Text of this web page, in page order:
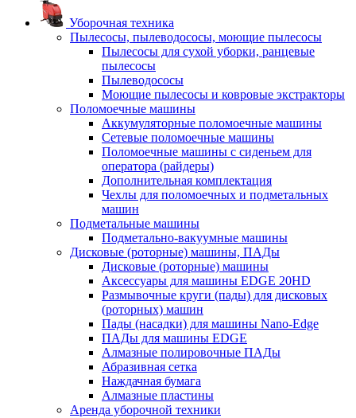
Уборочная техника
Пылесосы, пылеводососы, моющие пылесосы
Пылесосы для сухой уборки, ранцевые
пылесосы
Пылеводососы
Моющие пылесосы и ковровые экстракторы
Поломоечные машины
Аккумуляторные поломоечные машины
Сетевые поломоечные машины
Поломоечные машины с сиденьем для
оператора (райдеры)
Дополнительная комплектация
Чехлы для поломоечных и подметальных
машин
Подметальные машины
Подметально-вакуумные машины
Дисковые (роторные) машины, ПАДы
Дисковые (роторные) машины
Аксессуары для машины EDGE 20HD
Размывочные круги (пады) для дисковых
(роторных) машин
Пады (насадки) для машины Nano-Edge
ПАДы для машины EDGE
Алмазные полировочные ПАДы
Абразивная сетка
Наждачная бумага
Алмазные пластины
Аренда уборочной техники